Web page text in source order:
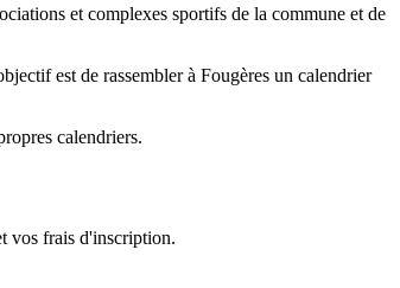
et complexes sportifs de la commune et de
est de rassembler à Fougères un calendrier
calendriers.
vos frais d'inscription.